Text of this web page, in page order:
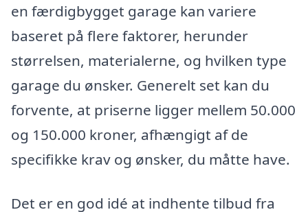
en færdigbygget garage kan variere
baseret på flere faktorer, herunder
størrelsen, materialerne, og hvilken type
garage du ønsker. Generelt set kan du
forvente, at priserne ligger mellem 50.000
og 150.000 kroner, afhængigt af de
specifikke krav og ønsker, du måtte have.
Det er en god idé at indhente tilbud fra